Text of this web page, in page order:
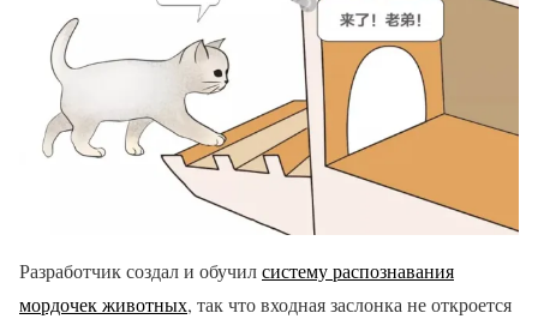
Разработчик создал и обучилсистему распознавания
мордочек животных, так что входная заслонка не откроется